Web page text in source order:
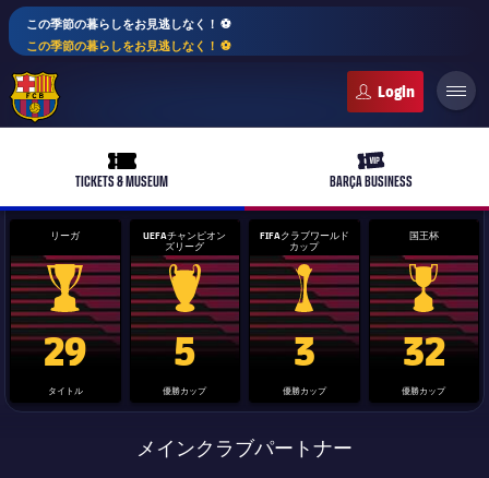
この季節の暮らしをお見逃しなく！ ⚽️
この季節の暮らしをお見逃しなく！ ⚽️
ticket-full
TICKETS & MUSEUM
ticket-vip
BARÇA BUSINESS
PLUSICON
LABEL.ARIA.PLUS
トップチーム
女子サッカー
plusicon
label.aria.plus
スケジュール
バルサAtlètic
リーガ
La Liga trophy
29
タイトル
UEFAチャンピオン
ズリーグ
Champions League trophy
5
優勝カップ
FIFAクラブワールド
カップ
label.aria.clubworldcup
3
優勝カップ
国王杯
国王杯
32
優勝カップ
メインクラブパートナー